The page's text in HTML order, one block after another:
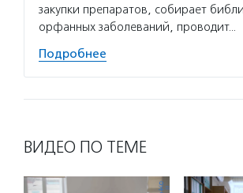
закупки препаратов, собирает
орфанных заболеваний, проводит…
Подробнее
ВИДЕО ПО ТЕМЕ